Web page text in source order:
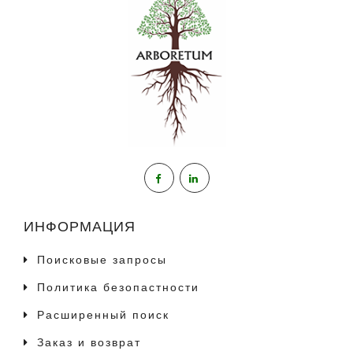
ИНФОРМАЦИЯ
Поисковые запросы
Политика безопастности
Расширенный поиск
Заказ и возврат